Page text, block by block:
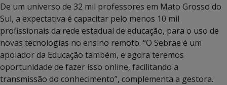
De um universo de 32 mil professores em Mato Grosso do
Sul, a expectativa é capacitar pelo menos 10 mil
profissionais da rede estadual de educação, para o uso de
novas tecnologias no ensino remoto. “O Sebrae é um
apoiador da Educação também, e agora teremos
oportunidade de fazer isso online, facilitando a
transmissão do conhecimento”, complementa a gestora.